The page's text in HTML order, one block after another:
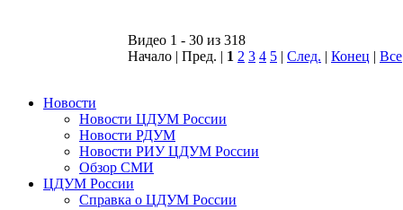
Видео 1 - 30 из 318
Начало | Пред. | 1 2 3 4 5 | След. | Конец | Все
Новости
Новости ЦДУМ России
Новости РДУМ
Новости РИУ ЦДУМ России
Обзор СМИ
ЦДУМ России
Справка о ЦДУМ России